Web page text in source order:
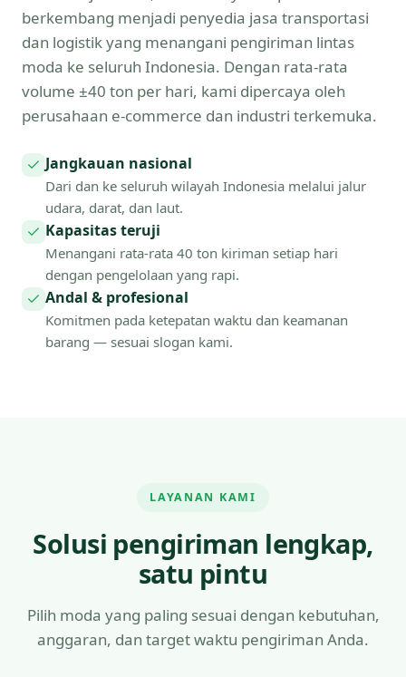
berkembang menjadi penyedia jasa transportasi
dan logistik yang menangani pengiriman lintas
moda ke seluruh Indonesia. Dengan rata-rata
volume ±40 ton per hari, kami dipercaya oleh
perusahaan e-commerce dan industri terkemuka.
Jangkauan nasional
Dari dan ke seluruh wilayah Indonesia melalui jalur
udara, darat, dan laut.
Kapasitas teruji
Menangani rata-rata 40 ton kiriman setiap hari
dengan pengelolaan yang rapi.
Andal & profesional
Komitmen pada ketepatan waktu dan keamanan
barang — sesuai slogan kami.
LAYANAN KAMI
Solusi pengiriman lengkap,
satu pintu
Pilih moda yang paling sesuai dengan kebutuhan,
anggaran, dan target waktu pengiriman Anda.